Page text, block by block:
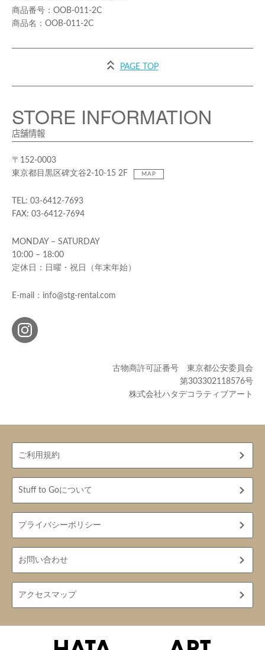
OOB-011-2C
OOB-011-2C
PAGE TOP
STORE INFORMATION
店舗情報
〒152-0003
東京都目黒区碑文谷2-10-15 2F
MAP
TEL: 03-6412-7693
FAX: 03-6412-7694
MONDAY – SATURDAY
10:00 – 18:00
定休日：日曜・祝日（年末年始）
E-mail：info@stg-rental.com
古物商許可証番号 東京都公安委員会
第303302118576号
株式会社ハタデコラティブアート
ご利用規約
Stuff to Goについて
プライバシーポリシー
お問い合わせ
アクセスマップ